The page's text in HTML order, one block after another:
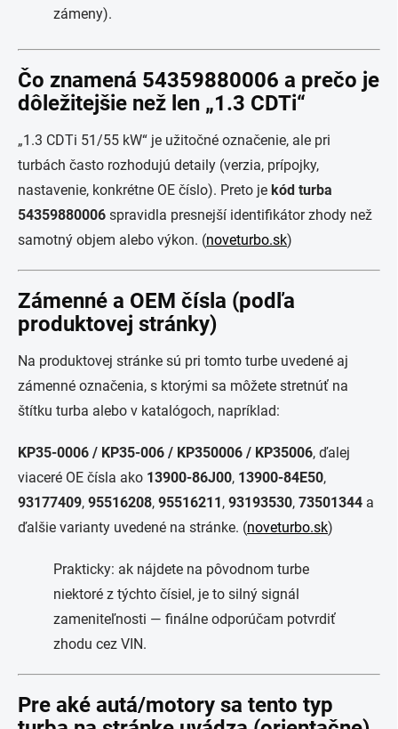
zámeny).
Čo znamená 54359880006 a prečo je
dôležitejšie než len „1.3 CDTi“
„1.3 CDTi 51/55 kW“ je užitočné označenie, ale pri
turbách často rozhodujú detaily (verzia, prípojky,
nastavenie, konkrétne OE číslo). Preto je kód turba
54359880006 spravidla presnejší identifikátor zhody než
samotný objem alebo výkon. (noveturbo.sk)
Zámenné a OEM čísla (podľa
produktovej stránky)
Na produktovej stránke sú pri tomto turbe uvedené aj
zámenné označenia, s ktorými sa môžete stretnúť na
štítku turba alebo v katalógoch, napríklad:
KP35-0006 / KP35-006 / KP350006 / KP35006, ďalej
viaceré OE čísla ako 13900-86J00, 13900-84E50,
93177409, 95516208, 95516211, 93193530, 73501344 a
ďalšie varianty uvedené na stránke. (noveturbo.sk)
Prakticky: ak nájdete na pôvodnom turbe
niektoré z týchto čísiel, je to silný signál
zameniteľnosti — finálne odporúčam potvrdiť
zhodu cez VIN.
Pre aké autá/motory sa tento typ